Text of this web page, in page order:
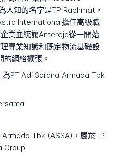
人知的名字是TP Rachmat，
International擔任高級職
業血統讓Anteraja從一開始
專業知識和既定物流基礎設
網絡擴張。
為PT Adi Sarana Armada Tbk
Armada Tbk (ASSA)，屬於TP
Group